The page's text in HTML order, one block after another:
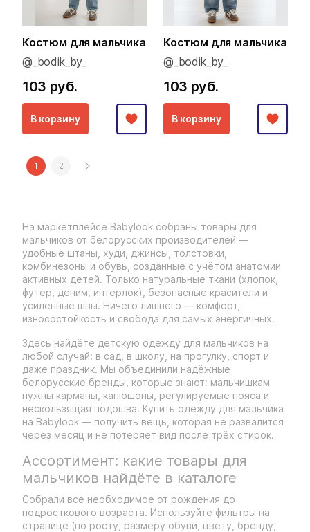
Костюм для мальчика
@_bodik_by_
103 руб.
В корзину
Костюм для мальчика
@_bodik_by_
103 руб.
В корзину
1 2
На маркетплейсе Babylook собраны товары для
мальчиков от белорусских производителей —
удобные штаны, худи, джинсы, толстовки,
комбинезоны и обувь, созданные с учётом анатомии
активных детей. Только натуральные ткани (хлопок,
футер, деним, интерлок), безопасные красители и
усиленные швы. Ничего лишнего — комфорт,
износостойкость и свобода для самых энергичных.
Здесь найдёте детскую одежду для мальчиков на
любой случай: в сад, в школу, на прогулку, спорт и
даже праздник. Мы объединили надёжные
белорусские бренды, которые знают: мальчишкам
нужны карманы, капюшоны, регулируемые пояса и
нескользящая подошва. Купить одежду для мальчика
на Babylook — получить вещь, которая не развалится
через месяц и не потеряет вид после трёх стирок.
Ассортимент: какие товары для
мальчиков найдёте в каталоге
Собрали всё необходимое от рождения до
подросткового возраста. Используйте фильтры на
странице (по росту, размеру обуви, цвету, бренду,